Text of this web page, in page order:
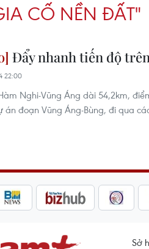
CỐ NỀN ĐẤT"
Đẩy nhanh tiến độ
22:00
Nghi-Vũng Áng dài 54,2km,
án đoạn Vũng Áng-Bùng, đi qua
Sở